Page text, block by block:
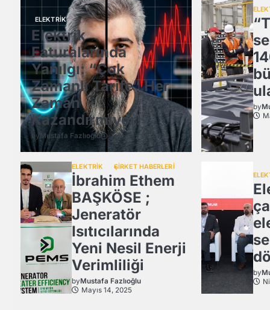
ELEKTRİK
Elektrik
Faturalarında
Yanılgı: “Çok
Zamanlı Tarife” Her
Zaman
Kazandırmıyor!
byMustafa Fazlıoğlu Temmuz 29, 2026
by
ELEKTRİK ŞİRKET HABERLERİ
İbrahim Ethem
BAŞKÖSE ;
Jeneratör
Isıtıcılarında
Yeni Nesil Enerji
Verimliliği
byMustafa Fazlıoğlu
Mayıs 14, 2025
by